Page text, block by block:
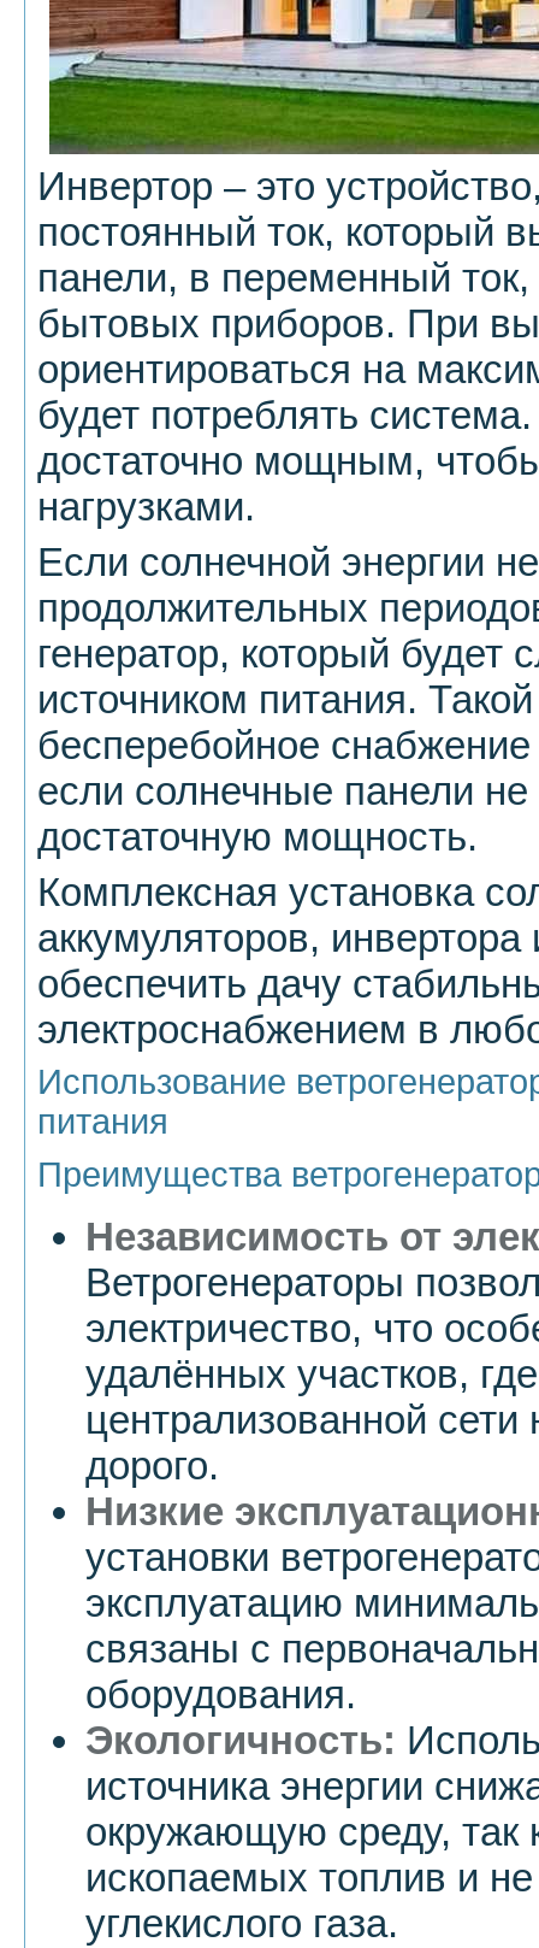
Инвертор – это
постоянный ток, который
панели, в переменный
бытовых приборов. При
ориентироваться на
будет потреблять
достаточно мощным,
нагрузками.
Если солнечной энергии
продолжительных
генератор, который будет
источником питания.
бесперебойное
если солнечные панели не
достаточную мощность.
Комплексная установка
аккумуляторов, инвертора
обеспечить дачу
электроснабжением в
Использование
питания
Преимущества
Независимость от
Ветрогенераторы
электричество, что
удалённых участков,
централизованной
дорого.
Низкие
установки
эксплуатацию
связаны с
оборудования.
Экологичность:
источника энергии
окружающую среду, так
ископаемых топлив и
углекислого газа.